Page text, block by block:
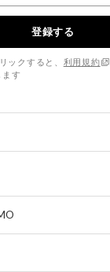
登録する
ックすると、 利用規約
す